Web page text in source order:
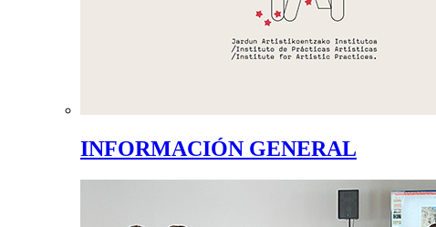
INFORMACIÓN GENERAL